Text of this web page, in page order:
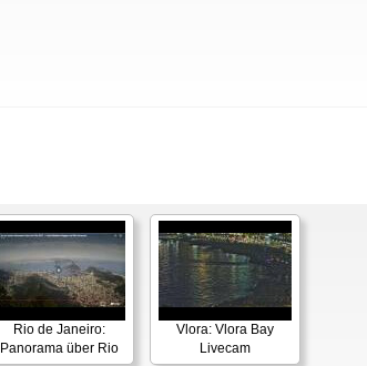
Rio de Janeiro:
Panorama über Rio
Vlora: Vlora Bay
Livecam